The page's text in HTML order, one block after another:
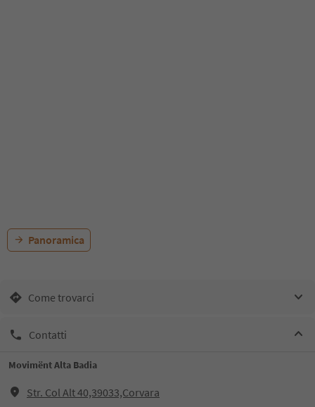
Panoramica
Come trovarci
Contatti
Movimënt Alta Badia
Str. Col Alt 40,39033,Corvara